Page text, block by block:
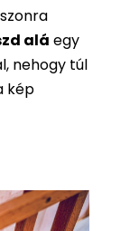
alá egy
nehogy túl
kép